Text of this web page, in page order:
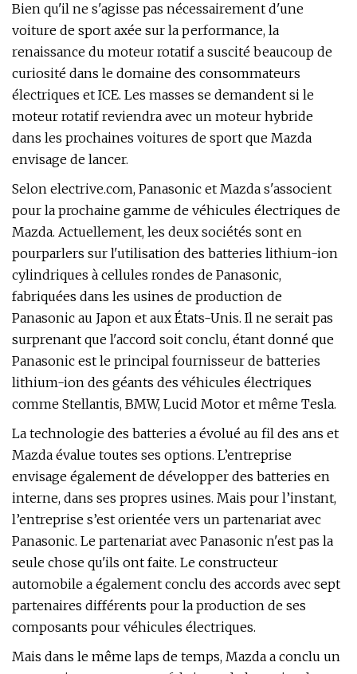
Bien qu'il ne s'agisse pas nécessairement d'une
voiture de sport axée sur la performance, la
renaissance du moteur rotatif a suscité beaucoup de
curiosité dans le domaine des consommateurs
électriques et ICE. Les masses se demandent si le
moteur rotatif reviendra avec un moteur hybride
dans les prochaines voitures de sport que Mazda
envisage de lancer.
Selon electrive.com, Panasonic et Mazda s'associent
pour la prochaine gamme de véhicules électriques de
Mazda. Actuellement, les deux sociétés sont en
pourparlers sur l'utilisation des batteries lithium-ion
cylindriques à cellules rondes de Panasonic,
fabriquées dans les usines de production de
Panasonic au Japon et aux États-Unis. Il ne serait pas
surprenant que l'accord soit conclu, étant donné que
Panasonic est le principal fournisseur de batteries
lithium-ion des géants des véhicules électriques
comme Stellantis, BMW, Lucid Motor et même Tesla.
La technologie des batteries a évolué au fil des ans et
Mazda évalue toutes ses options. L’entreprise
envisage également de développer des batteries en
interne, dans ses propres usines. Mais pour l’instant,
l’entreprise s’est orientée vers un partenariat avec
Panasonic. Le partenariat avec Panasonic n'est pas la
seule chose qu'ils ont faite. Le constructeur
automobile a également conclu des accords avec sept
partenaires différents pour la production de ses
composants pour véhicules électriques.
Mais dans le même laps de temps, Mazda a conclu un